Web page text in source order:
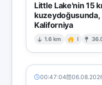
Little Lake'nin 15
kuzeydoğusunda,
Kaliforniya
1.6 km I
00:47:04